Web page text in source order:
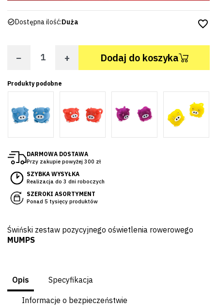
Dostępna ilość:Duża favorite_border
− + Dodaj do koszyka
Produkty podobne
DARMOWA DOSTAWA
Przy zakupie powyżej 300 zł
SZYBKA WYSYŁKA
Realizacja do 3 dni roboczych
SZEROKI ASORTYMENT
Ponad 5 tysięcy produktów
Świński zestaw pozycyjnego oświetlenia rowerowego
MUMPS
Opis Specyfikacja
Informacje o bezpieczeństwie